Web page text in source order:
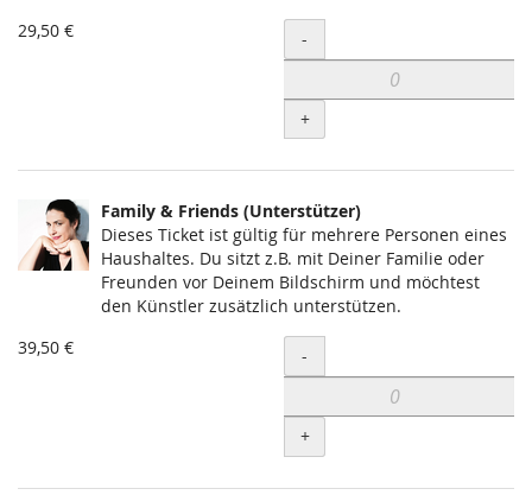
29,50 €
Menge
-
+
Family & Friends (Unterstützer)
Dieses Ticket ist gültig für mehrere Personen eines
Haushaltes. Du sitzt z.B. mit Deiner Familie oder
Freunden vor Deinem Bildschirm und möchtest
den Künstler zusätzlich unterstützen.
39,50 €
Menge
-
+